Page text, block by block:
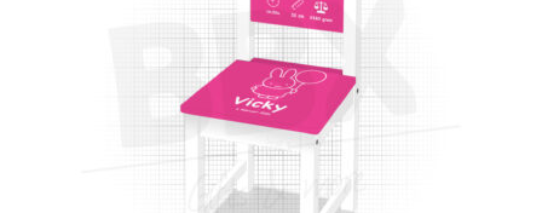
optie
kan
gekozen
worden
op
de
productpagina